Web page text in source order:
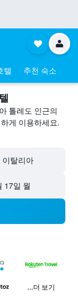
텔 추천 숙소
톨레도 인근의
게 이용하세요.
이탈리아
17일 월
...더 보기